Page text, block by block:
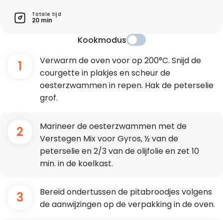
Totale tijd
20 min
Kookmodus
1
Verwarm de oven voor op 200°C. Snijd de
courgette in plakjes en scheur de
oesterzwammen in repen. Hak de peterselie
grof.
2
Marineer de oesterzwammen met de
Verstegen Mix voor Gyros, ½ van de
peterselie en 2/3 van de olijfolie en zet 10
min. in de koelkast.
3
Bereid ondertussen de pitabroodjes volgens
de aanwijzingen op de verpakking in de oven.